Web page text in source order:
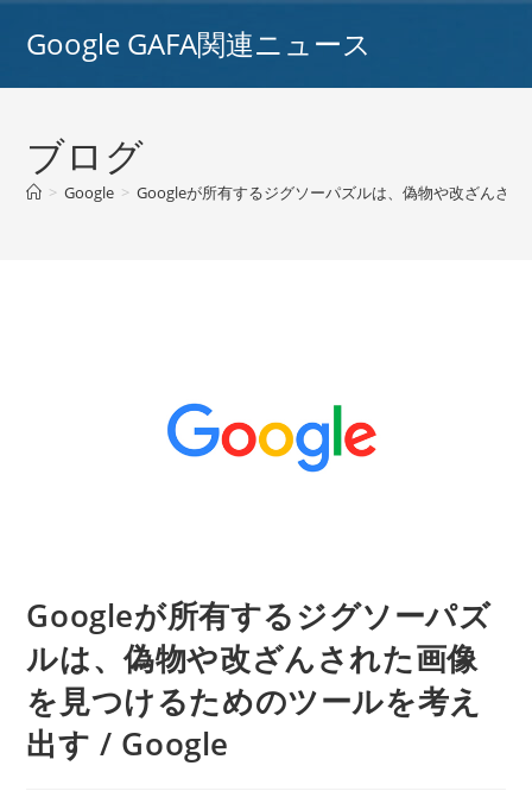
Google GAFA関連ニュース
ブログ
> Google > Googleが所有するジグソーパズルは、偽物や改ざんさ
Googleが所有するジグソーパズ
ルは、偽物や改ざんされた画像
を見つけるためのツールを考え
出す / Google